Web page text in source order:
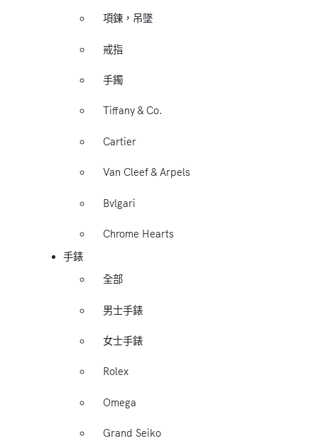
項鍊，吊墜
戒指
手鐲
Tiffany & Co.
Cartier
Van Cleef & Arpels
Bvlgari
Chrome Hearts
手錶
全部
男士手錶
女士手錶
Rolex
Omega
Grand Seiko